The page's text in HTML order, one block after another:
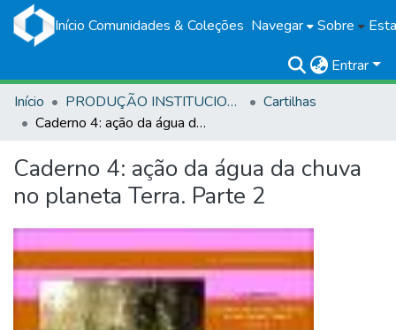
Início Comunidades & Coleções Navegar Sobre
Entrar
Início
PRODUÇÃO INSTITUCIONAL
Cartilhas
Caderno 4: ação da água da chuva no planeta Terra. Parte 2
Caderno 4: ação da água da chuva
no planeta Terra. Parte 2